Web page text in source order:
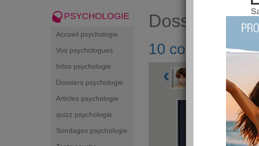
PSYCHOLOGIE
Accueil psychologie
Vos psychologues
Infos psychologie
Dossiers psychologie
Articles psychologie
quizz psychologie
Sondages psychologie
Dossiers
10 coiffures qui
‹